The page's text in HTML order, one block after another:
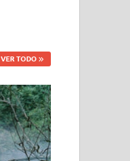
VER TODO